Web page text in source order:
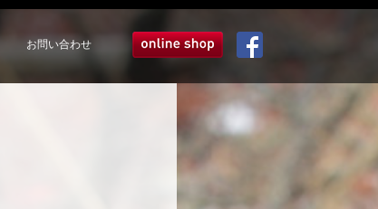
お問い合わせ オンラインショップ